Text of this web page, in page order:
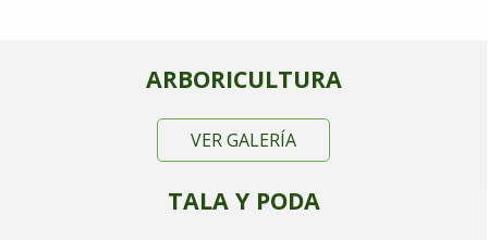
ARBORICULTURA
VER GALERÍA
TALA Y PODA